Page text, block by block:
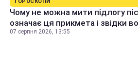
Чому не можна мити підлогу
означає ця прикмета і звідки
07 серпня 2026, 13:55